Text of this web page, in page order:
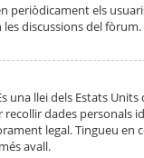
periòdicament els
discussions del fòrum.
una llei dels Estats
dades personals
legal. Tingueu
avall.